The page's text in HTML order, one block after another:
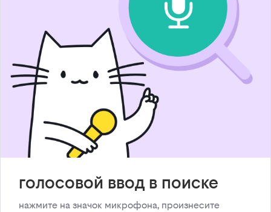
голосовой ввод в поиске
нажмите на значок микрофона, произнесите